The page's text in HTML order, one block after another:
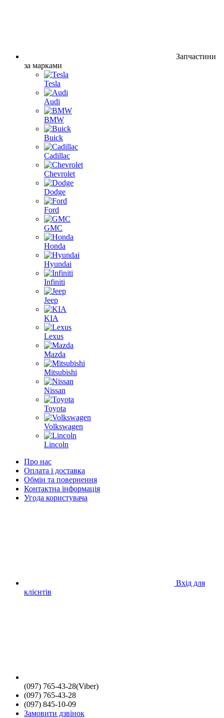
Запчастини
за марками
Tesla
Audi
BMW
Buick
Cadillac
Chevrolet
Dodge
Ford
GMC
Honda
Hyundai
Infiniti
Jeep
KIA
Lexus
Mazda
Mitsubishi
Nissan
Toyota
Volkswagen
Lincoln
Про нас
Оплата і доставка
Обмін та повернення
Контактна інформація
Угода користувача
Вхід для
клієнтів
(097) 765-43-28(Viber)
(097) 765-43-28
(097) 845-10-09
Замовити дзвінок